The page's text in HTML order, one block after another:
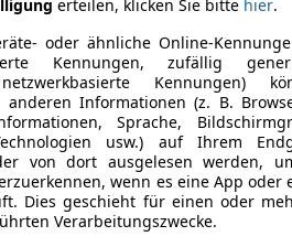
erteilen, klicken Sie bitte hier.
oder ähnliche Online-
Kennungen, zufällig
Kennungen)
anderen Informationen (z. B.
Sprache,
usw.) auf Ihrem
von dort ausgelesen werden,
wenn es eine App oder
Dies geschieht für einen oder
Verarbeitungszwecke.